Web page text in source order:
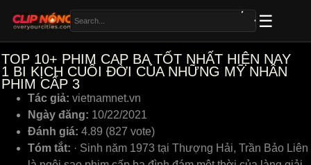
TOP 10+ PHIM CAP BA TỐT NHẤT HIỆN NAY
1 BI KỊCH CUỐI ĐỜI CỦA NHỮNG MỸ NHÂN
PHIM CẤP 3
Tác giả: vietnamnet.vn
Ngày đăng: 10/22/2021
Đánh giá: 4.89 (827 vote)
Tóm tắt: · Sinh năm 1973 tại Thượng Hải, Trần Bảo Liên